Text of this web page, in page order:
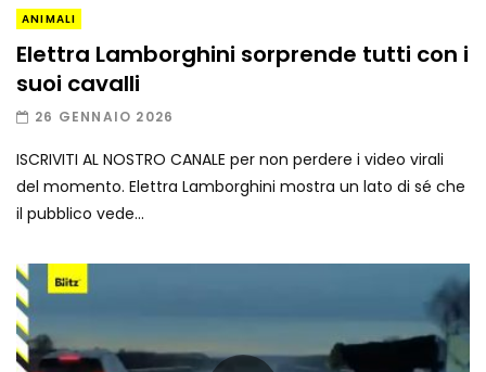
ANIMALI
Elettra Lamborghini sorprende tutti con i
suoi cavalli
26 GENNAIO 2026
ISCRIVITI AL NOSTRO CANALE per non perdere i video virali
del momento. Elettra Lamborghini mostra un lato di sé che
il pubblico vede...